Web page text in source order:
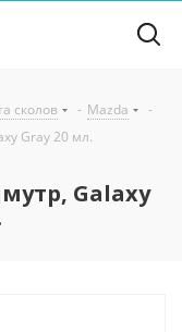
сколов - Mazda
-
Gray 20 мл.
Galaxy